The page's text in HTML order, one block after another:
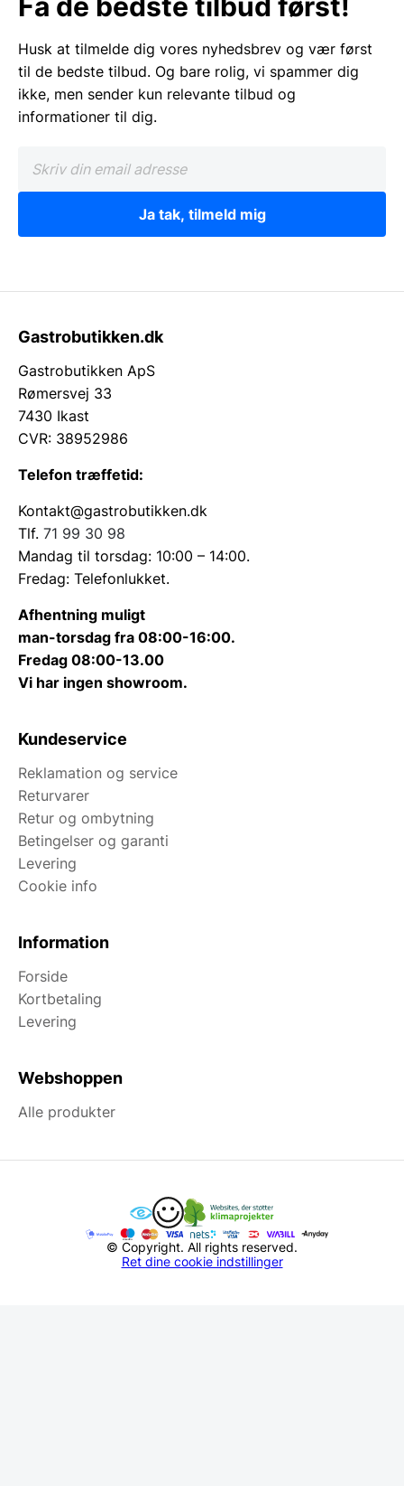
Få de bedste tilbud først!
Husk at tilmelde dig vores nyhedsbrev og vær først
til de bedste tilbud. Og bare rolig, vi spammer dig
ikke, men sender kun relevante tilbud og
informationer til dig.
Ja tak, tilmeld mig
Gastrobutikken.dk
Gastrobutikken ApS
Rømersvej 33
7430 Ikast
CVR: 38952986
Telefon træffetid:
Kontakt@gastrobutikken.dk
Tlf. 71 99 30 98
Mandag til torsdag: 10:00 – 14:00.
Fredag: Telefonlukket.
Afhentning muligt
man-torsdag fra 08:00-16:00.
Fredag 08:00-13.00
Vi har ingen showroom.
Kundeservice
Reklamation og service
Returvarer
Retur og ombytning
Betingelser og garanti
Levering
Cookie info
Information
Forside
Kortbetaling
Levering
Webshoppen
Alle produkter
© Copyright. All rights reserved.
Ret dine cookie indstillinger